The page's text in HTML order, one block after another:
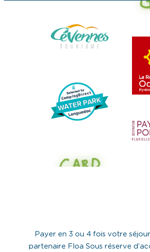
Payer en 3 ou 4 fois votre
partenaire Floa Sous réserve